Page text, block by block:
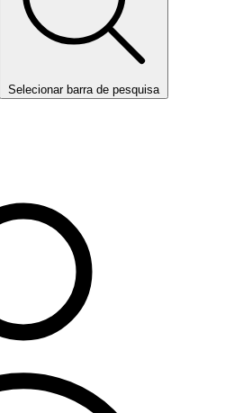
Selecionar barra de pesquisa